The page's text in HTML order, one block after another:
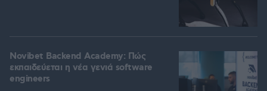
Novibet Backend Academy: Πώς
εκπαιδεύεται η νέα γενιά software
engineers